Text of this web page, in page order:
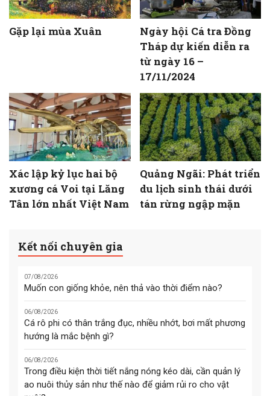
Gặp lại mùa Xuân
Ngày hội Cá tra Đồng
Tháp dự kiến diễn ra
từ ngày 16 –
17/11/2024
Xác lập kỷ lục hai bộ
xương cá Voi tại Lăng
Tân lớn nhất Việt Nam
Quảng Ngãi: Phát triển
du lịch sinh thái dưới
tán rừng ngập mặn
Kết nối chuyên gia
07/08/2026
Muốn con giống khỏe, nên thả vào thời điểm nào?
06/08/2026
Cá rô phi có thân trắng đục, nhiều nhớt, bơi mất phương
hướng là mắc bệnh gì?
06/08/2026
Trong điều kiện thời tiết nắng nóng kéo dài, cần quản lý
ao nuôi thủy sản như thế nào để giảm rủi ro cho vật